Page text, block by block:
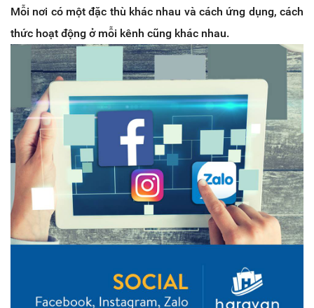
Mỗi nơi có một đặc thù khác nhau và cách ứng dụng, cách
thức hoạt động ở mỗi kênh cũng khác nhau.